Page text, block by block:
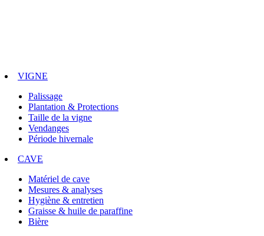
VIGNE
Palissage
Plantation & Protections
Taille de la vigne
Vendanges
Période hivernale
CAVE
Matériel de cave
Mesures & analyses
Hygiène & entretien
Graisse & huile de paraffine
Bière